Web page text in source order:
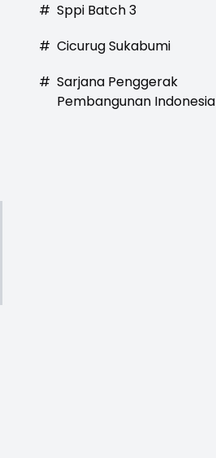
# Sppi Batch 3
# Cicurug Sukabumi
# Sarjana Penggerak
Pembangunan Indonesia